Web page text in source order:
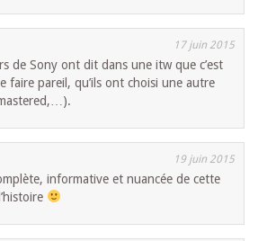
17 juin 2015
de Sony ont dit dans une itw que c’est
faire pareil, qu’ils ont choisi une autre
19 juin 2015
informative et nuancée de cette